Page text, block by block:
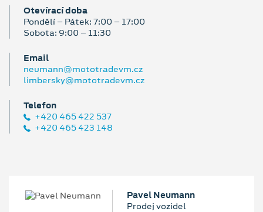
Otevírací doba
Pondělí – Pátek: 7:00 – 17:00
Sobota: 9:00 – 11:30
Email
neumann@mototradevm.cz
limbersky@mototradevm.cz
Telefon
+420 465 422 537
+420 465 423 148
Pavel Neumann
Prodej vozidel